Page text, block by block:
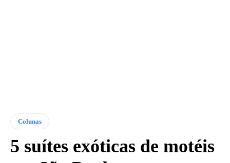
Colunas
5 suítes exóticas de motéis